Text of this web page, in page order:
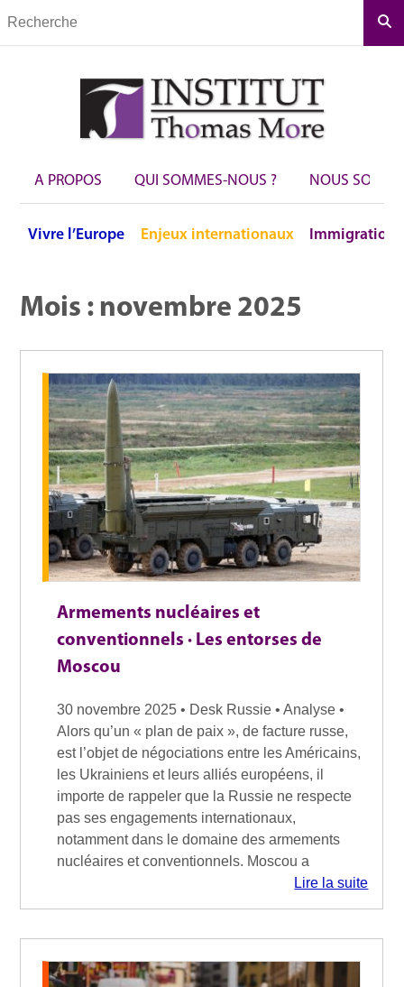
A PROPOS QUI SOMMES-NOUS ? NOUS
Vivre l’Europe Enjeux internationaux Immigration
Mois : novembre 2025
Armements nucléaires et
conventionnels · Les entorses de
Moscou
30 novembre 2025 • Desk Russie • Analyse •
Alors qu’un « plan de paix », de facture russe,
est l’objet de négociations entre les Américains,
les Ukrainiens et leurs alliés européens, il
importe de rappeler que la Russie ne respecte
pas ses engagements internationaux,
notamment dans le domaine des armements
nucléaires et conventionnels. Moscou a
Lire la suite